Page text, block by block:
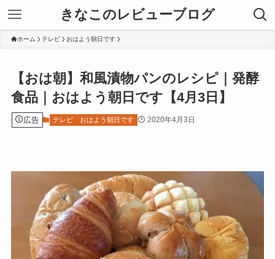
きなこのレビューブログ
ホーム テレビ おはよう朝日です
【おは朝】和風漬物パンのレシピ｜発酵
食品｜おはよう朝日です【4月3日】
広告 テレビ おはよう朝日です 2020年4月3日